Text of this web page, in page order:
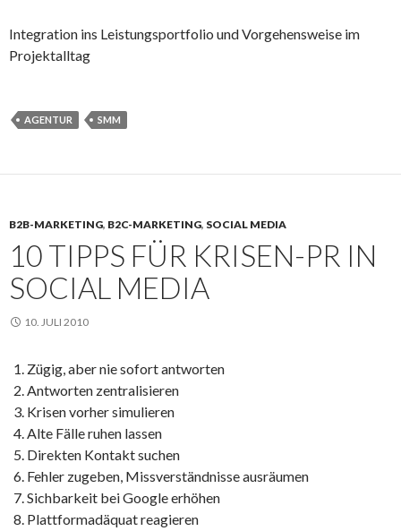
Integration ins Leistungsportfolio und Vorgehensweise im
Projektalltag
AGENTUR SMM
B2B-MARKETING, B2C-MARKETING, SOCIAL MEDIA
10 TIPPS FÜR KRISEN-PR IN
SOCIAL MEDIA
10. JULI 2010
Zügig, aber nie sofort antworten
Antworten zentralisieren
Krisen vorher simulieren
Alte Fälle ruhen lassen
Direkten Kontakt suchen
Fehler zugeben, Missverständnisse ausräumen
Sichbarkeit bei Google erhöhen
Plattformadäquat reagieren